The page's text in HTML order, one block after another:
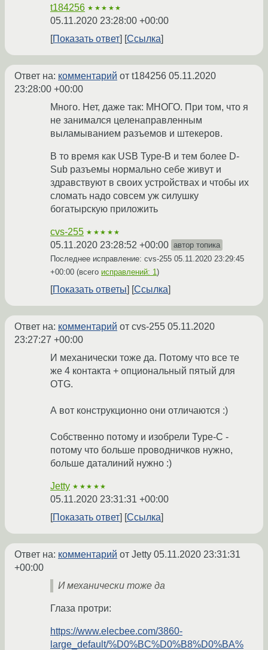
t184256 ★★★★★
05.11.2020 23:28:00 +00:00
Показать ответ
Ссылка
Ответ на: комментарий от t184256 05.11.2020
23:28:00 +00:00
Много. Нет, даже так: МНОГО. При том, что я
не занимался целенаправленным
выламыванием разъемов и штекеров.
В то время как USB Type-B и тем более D-
Sub разъемы нормально себе живут и
здравствуют в своих устройствах и чтобы их
сломать надо совсем уж силушку
богатырскую приложить
cvs-255 ★★★★★
05.11.2020 23:28:52 +00:00 автор топика
Последнее исправление: cvs-255 05.11.2020 23:29:45
+00:00 (всего исправлений: 1)
Показать ответы Ссылка
Ответ на: комментарий от cvs-255 05.11.2020
23:27:27 +00:00
И механически тоже да. Потому что все те
же 4 контакта + опциональный пятый для
OTG.
А вот конструкционно они отличаются :)
Собственно потому и изобрели Type-C -
потому что больше проводничков нужно,
больше даталиний нужно :)
Jetty ★★★★★
05.11.2020 23:31:31 +00:00
Показать ответ
Ссылка
Ответ на: комментарий от Jetty 05.11.2020 23:31:31
+00:00
И механически тоже да
Глаза протри:
https://www.elecbee.com/3860-
large_default/%D0%BC%D0%B8%D0%BA%